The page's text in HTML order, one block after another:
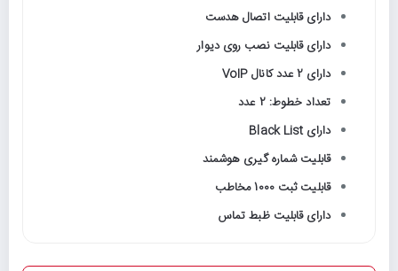
دارای قابلیت اتصال هدست
دارای قابلیت نصب روی دیوار
دارای 2 عدد کانال VoIP
تعداد خطوط: 2 عدد
دارای Black List
قابلیت شماره گیری هوشمند
قابلیت ثبت 1000 مخاطب
دارای قابلیت ظبط تماس